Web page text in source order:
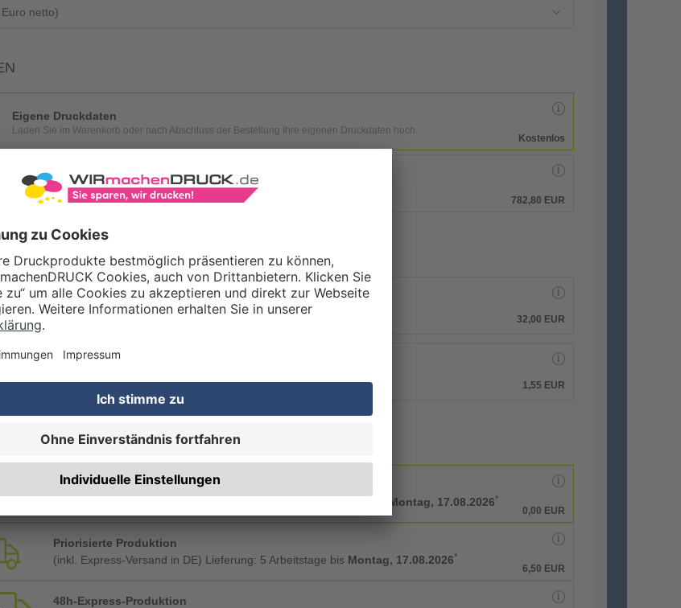
Eigene Druckdaten
Laden Sie im Warenkorb oder nach Abschluss der Bestellung Ihre eigenen Druckdaten hoch.
Kostenlos
Gestaltungsservice
Unser Kreativteam gestaltet Druckdaten, Logos etc. nach Ihren Wünschen.
782,80 EUR
(von Experten empf.)
32,00 EUR
1,55 EUR
Planmäßige Produktion
Montag, 17.08.2026*
0,00 EUR
Priorisierte Produktion
(inkl. Express-Versand in DE) Lieferung: 5 Arbeitstage bis Montag, 17.08.2026*
6,50 EUR
48h-Express-Produktion